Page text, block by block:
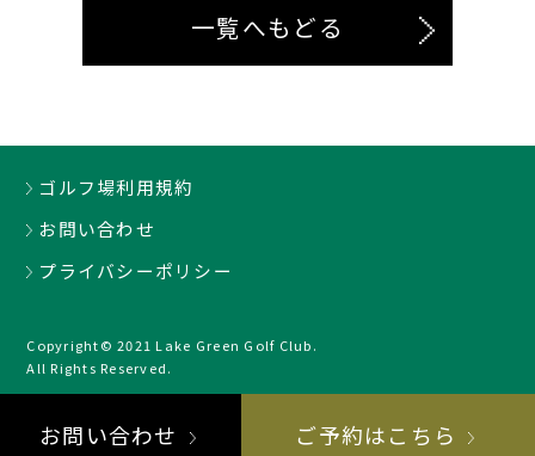
一覧へもどる
ゴルフ場利用規約
お問い合わせ
プライバシーポリシー
Copyright© 2021 Lake Green Golf Club.
All Rights Reserved.
お問い合わせ ご予約はこちら